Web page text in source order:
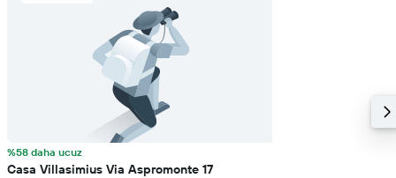
%58 daha ucuz
Casa Villasimius Via Aspromonte 17